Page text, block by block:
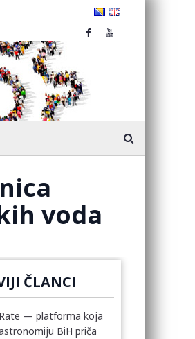
voda
ČLANCI
— platforma koja
BiH priča